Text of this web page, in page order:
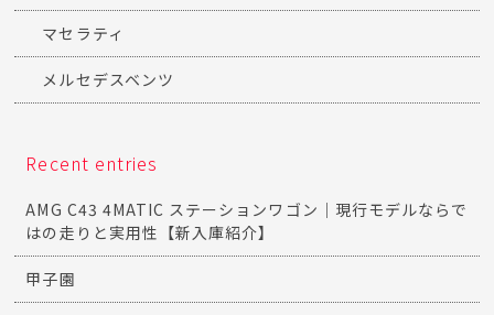
マセラティ
メルセデスベンツ
Recent entries
AMG C43 4MATIC ステーションワゴン｜現行モデルならで
はの走りと実用性【新入庫紹介】
甲子園